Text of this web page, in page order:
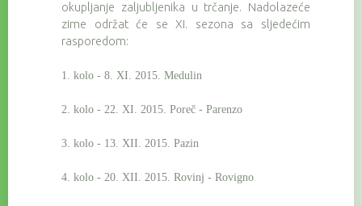
okupljanje zaljubljenika u trčanje. Nadolazeće
zime održat će se XI. sezona sa sljedećim
rasporedom:
1. kolo - 8. XI. 2015. Medulin
2. kolo - 22. XI. 2015. Poreč - Parenzo
3. kolo - 13. XII. 2015. Pazin
4. kolo - 20. XII. 2015. Rovinj - Rovigno